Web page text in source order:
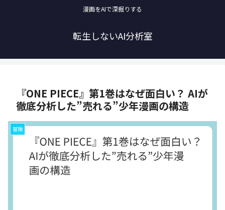
漫画をAIで深掘りする
転生しないAI分析室
『ONE PIECE』第1巻はなぜ面白い？ AIが
徹底分析した”売れる”少年漫画の構造
冒険